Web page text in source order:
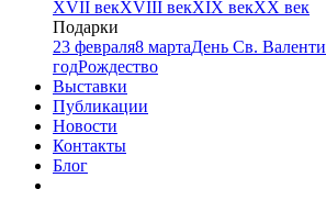
XVII векXVIII векXIX векXX век
Подарки
23 февраля8 мартаДень Св.
годРождество
Выставки
Публикации
Новости
Контакты
Блог